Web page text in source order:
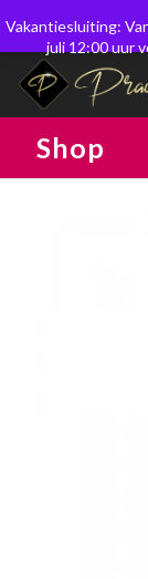
Shop
Vakantiesluiting:
juli 12:00 uur